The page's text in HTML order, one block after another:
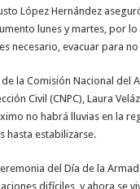
López Hernández
lunes y martes, por
necesario, evacuar para
la Comisión Nacional del
Civil (CNPC), Laura
no habrá lluvias en la
hasta estabilizarse.
del Día de la
difíciles, y ahora se